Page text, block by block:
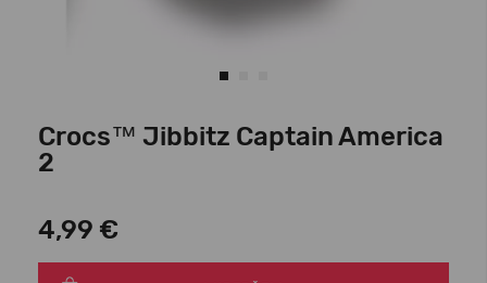
Crocs™ Jibbitz Captain America
2
4,99 €